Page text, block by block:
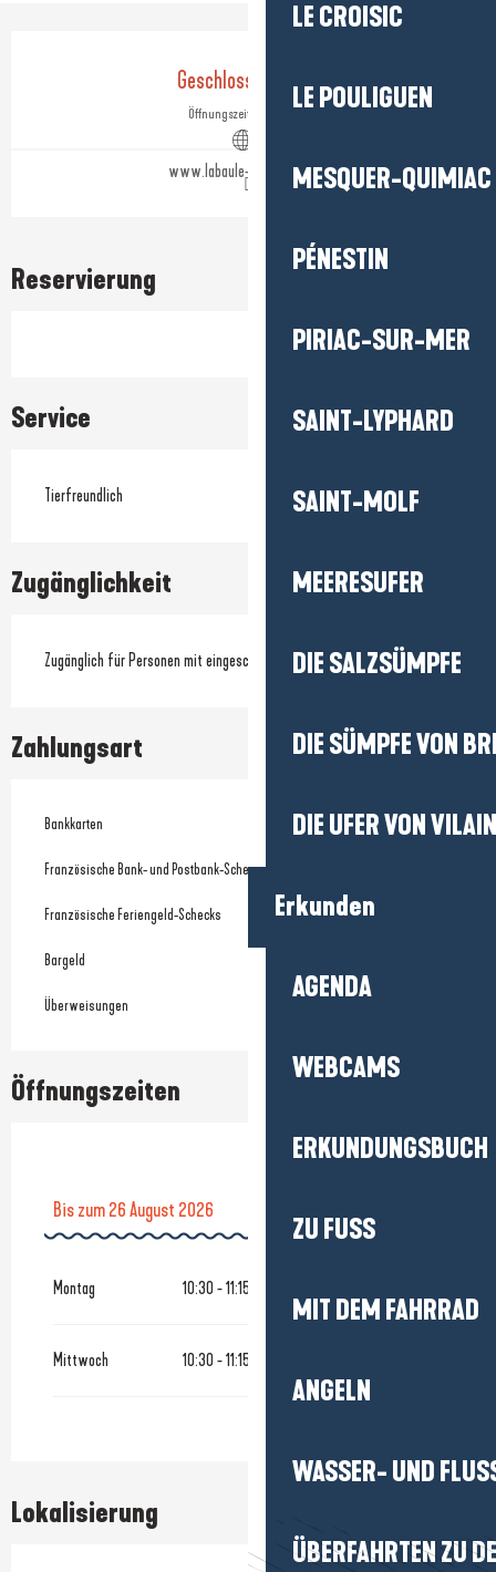
LE CROISIC
LE POULIGUEN
MESQUER-QUIMIAC
PÉNESTIN
PIRIAC-SUR-MER
SAINT-LYPHARD
SAINT-MOLF
MEERESUFER
DIE SALZSÜMPFE
DIE SÜMPFE VON
DIE UFER VON
Erkunden
AGENDA
WEBCAMS
ERKUNDUNGSBUCH
ZU FUSS
MIT DEM FAHRRAD
ANGELN
WASSER- UND
ÜBERFAHRTEN ZU
Öffnungszeiten & Kontaktdaten
Geschlossen heute
Öffnungszeiten ansehen
www.labaule-guerande.com
Reservierung
Service
Tierfreundlich
Zugänglichkeit
Zugänglich für Personen mit eingeschränkter Mobilität
Zahlungsart
Bankkarten
Französische Bank- und Postbank-Schecks
Französische Feriengeld-Schecks
Bargeld
Überweisungen
Öffnungszeiten
Bis zum26 August 2026
Montag 10:30 - 11:15
Mittwoch 10:30 - 11:15
Lokalisierung